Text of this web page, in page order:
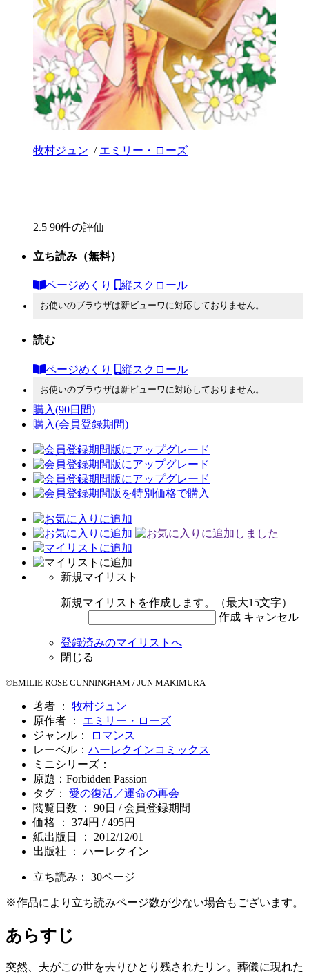
牧村ジュン / エミリー・ローズ
2.5 90件の評価
立ち読み （無料）
ページめくり 縦スクロール
お使いのブラウザは新ビューワに対応しておりません。
読む
ページめくり 縦スクロール
お使いのブラウザは新ビューワに対応しておりません。
購入(90日間)
購入(会員登録期間)
新規マイリスト
新規マイリストを作成します。（最大15文字）
作成 キャンセル
登録済みのマイリストへ
閉じる
©EMILIE ROSE CUNNINGHAM / JUN MAKIMURA
著者 ： 牧村ジュン
原作者 ： エミリー・ローズ
ジャンル：
ロマンス
レーベル： ハーレクインコミックス
ミニシリーズ：
原題：Forbidden Passion
タグ： 愛の復活／運命の再会
閲覧日数 ： 90日 / 会員登録期間
価格 ： 374円 / 495円
紙出版日 ： 2012/12/01
出版社 ： ハーレクイン
立ち読み： 30ページ
※作品により立ち読みページ数が少ない場合もございます。
あらすじ
突然、夫がこの世を去りひとり残されたリン。葬儀に現れた